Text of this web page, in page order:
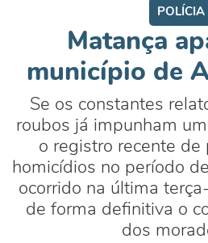
POLÍCIA
Matança
município de
Se os constantes
roubos já impunham
o registro recente
homicídios no período
ocorrido na última
de forma definitiva o
dos